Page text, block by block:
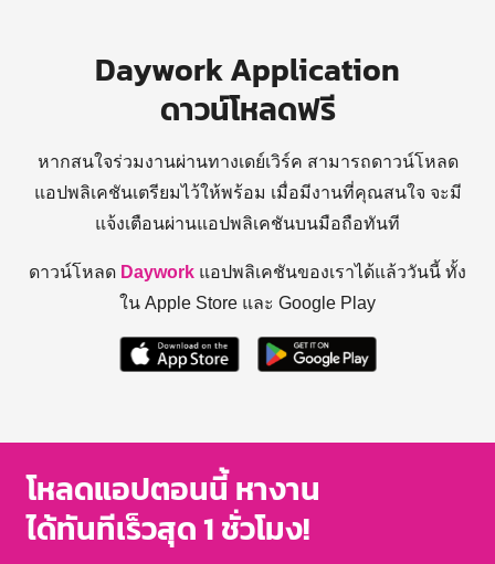
Daywork Application
ดาวน์โหลดฟรี
หากสนใจร่วมงานผ่านทางเดย์เวิร์ค สามารถดาวน์โหลด
แอปพลิเคชันเตรียมไว้ให้พร้อม เมื่อมีงานที่คุณสนใจ จะมี
แจ้งเตือนผ่านแอปพลิเคชันบนมือถือทันที
ดาวน์โหลด Daywork แอปพลิเคชันของเราได้แล้ววันนี้ ทั้ง
ใน Apple Store และ Google Play
โหลดแอปตอนนี้ หางาน
ได้ทันทีเร็วสุด 1 ชั่วโมง!